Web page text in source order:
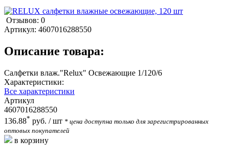
Отзывов: 0
Артикул: 4607016288550
Описание товара:
Салфетки влаж."Relux" Освежающие 1/120/6
Характеристики:
Все характеристики
Артикул
4607016288550
136.88* руб. / шт * цена доступна только для зарегистрированных
оптовых покупателей
в корзину